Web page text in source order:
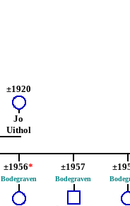
±1920
Jo
Uithol
±1956*
Bodegraven
±1957
Bodegraven